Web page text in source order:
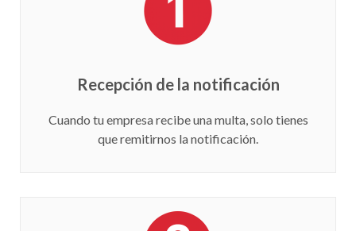
Recepción de la notificación
Cuando tu empresa recibe una multa, solo tienes
que remitirnos la notificación.